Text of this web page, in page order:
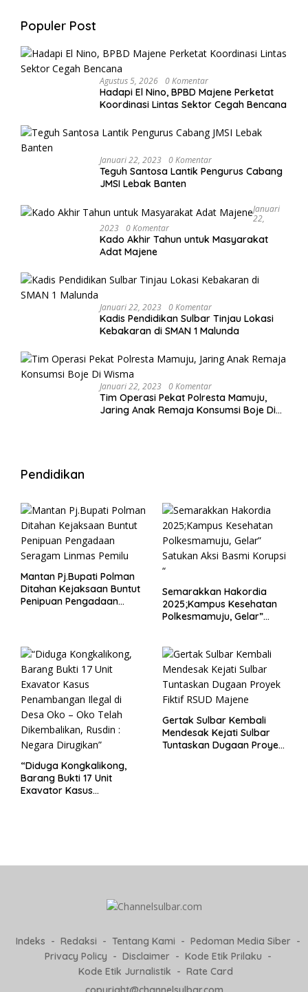
Populer Post
Agustus 5, 2026 0 Komentar
Hadapi El Nino, BPBD Majene Perketat
Koordinasi Lintas Sektor Cegah Bencana
Januari 22, 2023 0 Komentar
Teguh Santosa Lantik Pengurus Cabang
JMSI Lebak Banten
Januari
22,
2023 0 Komentar
Kado Akhir Tahun untuk Masyarakat
Adat Majene
Januari 22, 2023 0 Komentar
Kadis Pendidikan Sulbar Tinjau Lokasi
Kebakaran di SMAN 1 Malunda
Januari 22, 2023 0 Komentar
Tim Operasi Pekat Polresta Mamuju,
Jaring Anak Remaja Konsumsi Boje Di
Pendidikan
Mantan Pj.Bupati Polman
Ditahan Kejaksaan Buntut
Penipuan Pengadaan
Semarakkan Hakordia
2025;Kampus Kesehatan
Polkesmamuju, Gelar”
“Diduga Kongkalikong,
Barang Bukti 17 Unit
Exavator Kasus
Gertak Sulbar Kembali
Mendesak Kejati Sulbar
Tuntaskan Dugaan Proyek
Indeks Redaksi Tentang Kami
Pedoman Media Siber
Privacy Policy
Disclaimer
Kode Etik Prilaku
Kode Etik Jurnalistik
Rate Card